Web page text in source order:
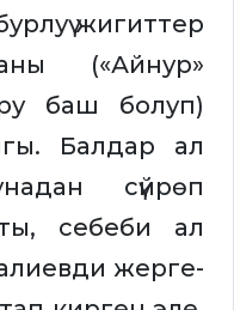
жигиттер
(«Айнур»
баш болуп)
Балдар ал
сүйрөп
себеби ал
жерге-